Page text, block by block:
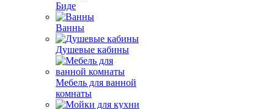
Биде
Ванны
Душевые кабины
Мебель для ванной
комнаты